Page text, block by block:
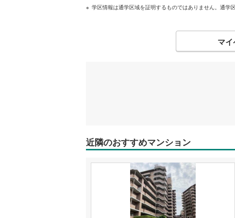
学区情報は通学区域を証明するものではありません。通学
マ
近隣のおすすめマンション